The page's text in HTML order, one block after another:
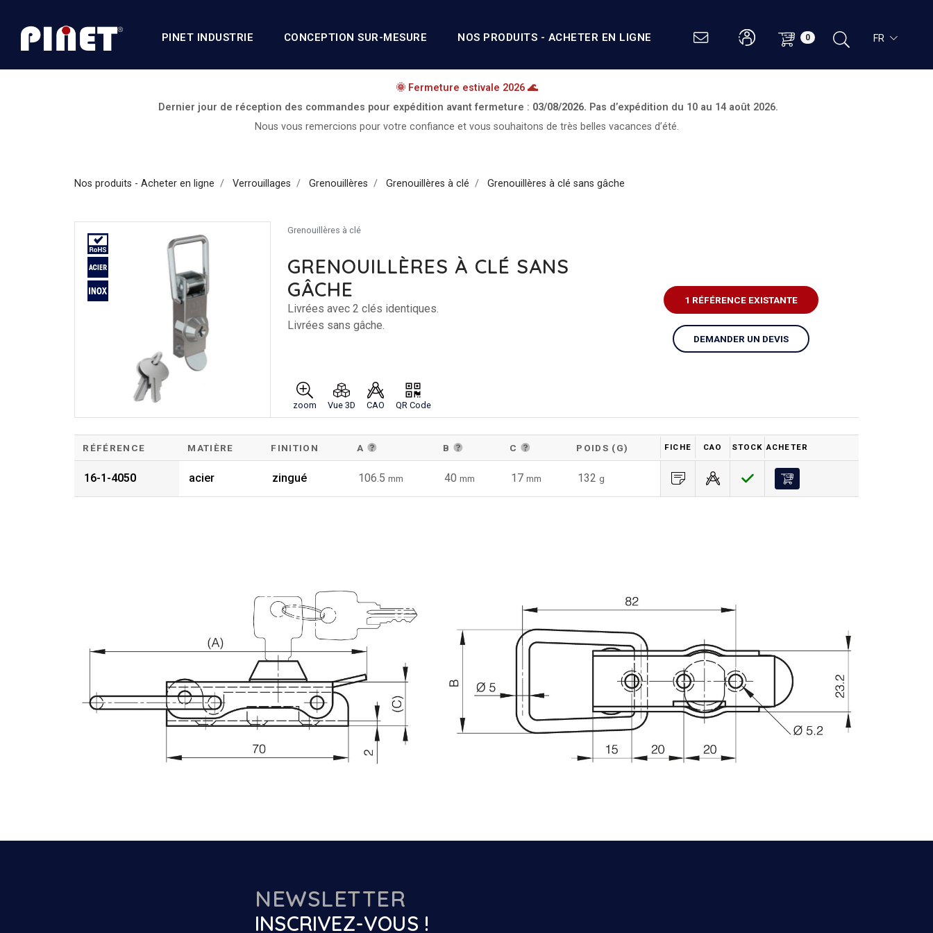
PINET INDUSTRIE CONCEPTION SUR-MESURE NOS PRODUITS - ACHETER EN LIGNE 0 FR
🌞 Fermeture estivale 2026 🌊
Dernier jour de réception des commandes pour expédition avant fermeture : 03/08/2026. Pas d’expédition du 10 au 14 août 2026.
Nous vous remercions pour votre confiance et vous souhaitons de très belles vacances d’été.
Nos produits - Acheter en ligne Verrouillages Grenouillères Grenouillères à clé Grenouillères à clé sans gâche
Grenouillères à clé
GRENOUILLÈRES À CLÉ SANS
GÂCHE
Livrées avec 2 clés identiques.
Livrées sans gâche.
zoom Vue 3D CAO QR Code
1 RÉFÉRENCE EXISTANTE
DEMANDER UN DEVIS
RÉFÉRENCE MATIÈRE FINITION A B C POIDS (G) FICHE CAO STOCK ACHETER
16-1-4050 acier zingué 106.5mm 40mm 17mm 132 g
NEWSLETTER
INSCRIVEZ-VOUS !